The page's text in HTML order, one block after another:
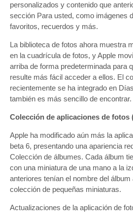
personalizados y contenido que
sección Para usted, como imágenes
favoritos, recuerdos y más.
La biblioteca de fotos ahora muestra
en la cuadrícula de fotos, y Apple
arriba de forma predeterminada para
resulte más fácil acceder a ellos. El
recientemente se ha integrado en
también es más sencillo de encontrar.
Colección de aplicaciones de fotos
Apple ha modificado aún más la
beta 6, presentando una apariencia
Colección de álbumes. Cada álbum
con una miniatura de una mano a la
anteriores tenían el nombre del
colección de pequeñas miniaturas.
Actualizaciones de la aplicación de